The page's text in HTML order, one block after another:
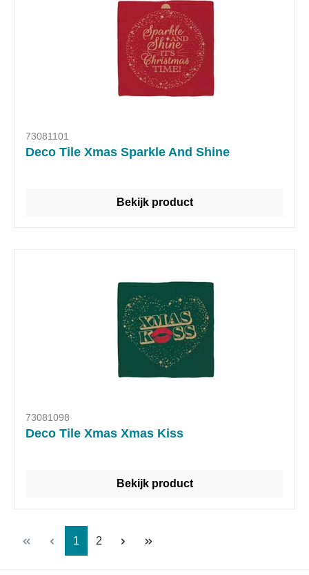
73081101
Deco Tile Xmas Sparkle And Shine
Bekijk product
73081098
Deco Tile Xmas Xmas Kiss
Bekijk product
Pagina
1 Pagina
2